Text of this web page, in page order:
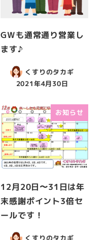
GWも通常通り営業し
ます♪
くすりのタカギ
2021年4月30日
お知らせ
12月20日〜31日は年
末感謝ポイント3倍セ
ールです！
くすりのタカギ